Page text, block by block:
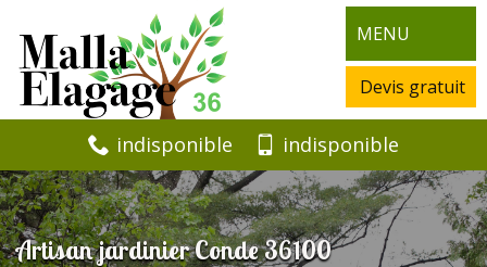
MENU
Devis gratuit
indisponible indisponible
Artisan jardinier Conde 36100